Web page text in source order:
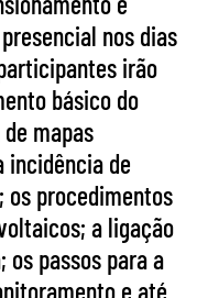
nos dias
irão
básico do
mapas
incidência de
os procedimentos
a ligação
os passos para a
e até